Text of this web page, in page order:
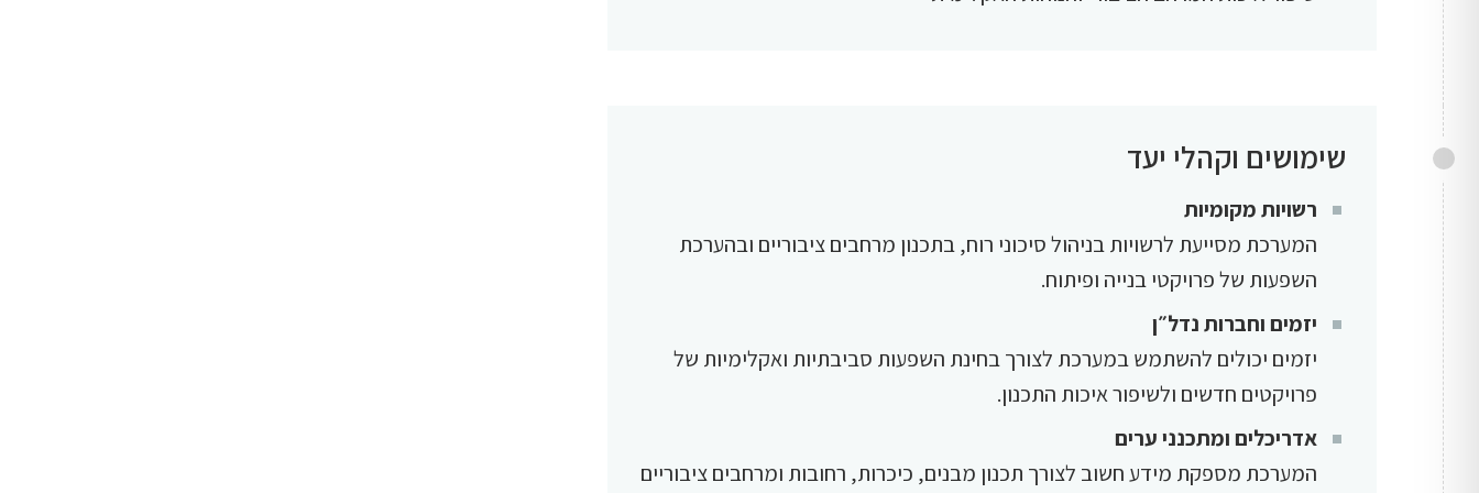
שימושים וקהלי יעד
רשויות מקומיות
המערכת מסייעת לרשויות בניהול סיכוני רוח, בתכנון מרחבים ציבוריים ובהערכת
השפעות של פרויקטי בנייה ופיתוח.
יזמים וחברות נדל״ן
יזמים יכולים להשתמש במערכת לצורך בחינת השפעות סביבתיות ואקלימיות של
פרויקטים חדשים ולשיפור איכות התכנון.
אדריכלים ומתכנני ערים
המערכת מספקת מידע חשוב לצורך תכנון מבנים, כיכרות, רחובות ומרחבים ציבוריים